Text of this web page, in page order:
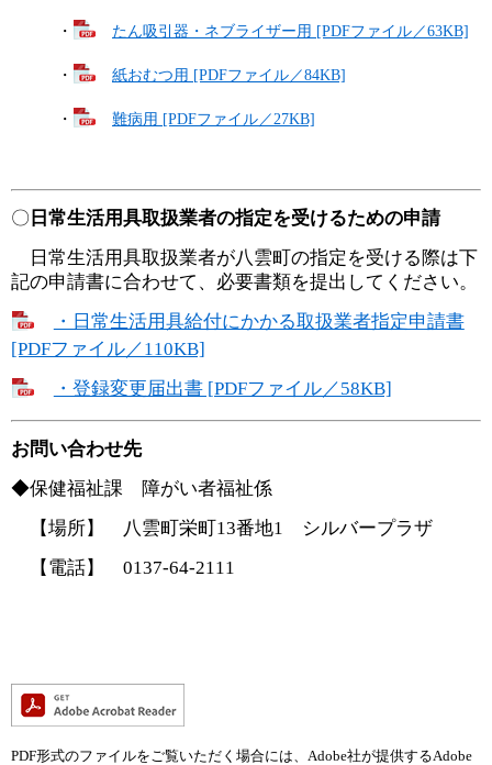
・ たん吸引器・ネブライザー用 [PDFファイル／63KB]
・ 紙おむつ用 [PDFファイル／84KB]
・ 難病用 [PDFファイル／27KB]
〇 日常生活用具取扱業者の指定を受けるための申請
日常生活用具取扱業者が八雲町の指定を受ける際は下
記の申請書に合わせて、必要書類を提出してください。
・日常生活用具給付にかかる取扱業者指定申請書
[PDFファイル／110KB]
・登録変更届出書 [PDFファイル／58KB]
お問い合わせ先
◆保健福祉課 障がい者福祉係
【場所】 八雲町栄町13番地1 シルバープラザ
【電話】 0137-64-2111
PDF形式のファイルをご覧いただく場合には、Adobe社が提供するAdobe